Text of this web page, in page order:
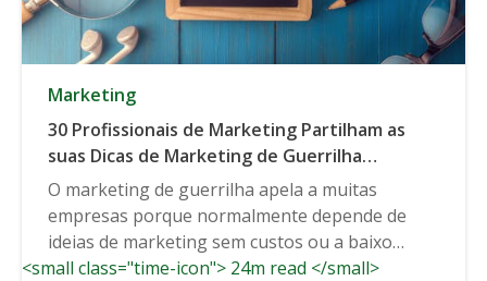
Marketing
30 Profissionais de Marketing Partilham as
suas Dicas de Marketing de Guerrilha
Favoritas & Exemplos
O marketing de guerrilha apela a muitas
empresas porque normalmente depende de
ideias de marketing sem custos ou a baixo
custo,...
<small class="time-icon"> 24m read </small>